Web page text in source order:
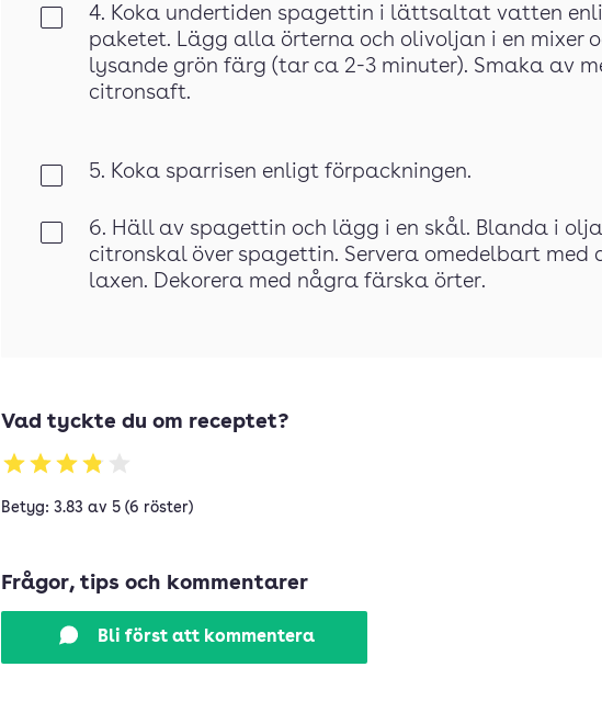
4. Koka undertiden spagettin i lättsaltat vatten
paketet. Lägg alla örterna och olivoljan i en mixer
lysande grön färg (tar ca 2-3 minuter). Smaka av
citronsaft.
5. Koka sparrisen enligt förpackningen.
6. Häll av spagettin och lägg i en skål. Blanda i
citronskal över spagettin. Servera omedelbart med
laxen. Dekorera med några färska örter.
Vad tyckte du om receptet?
Betyg: 3.83 av 5 (6 röster)
Frågor, tips och kommentarer
Bli först att kommentera